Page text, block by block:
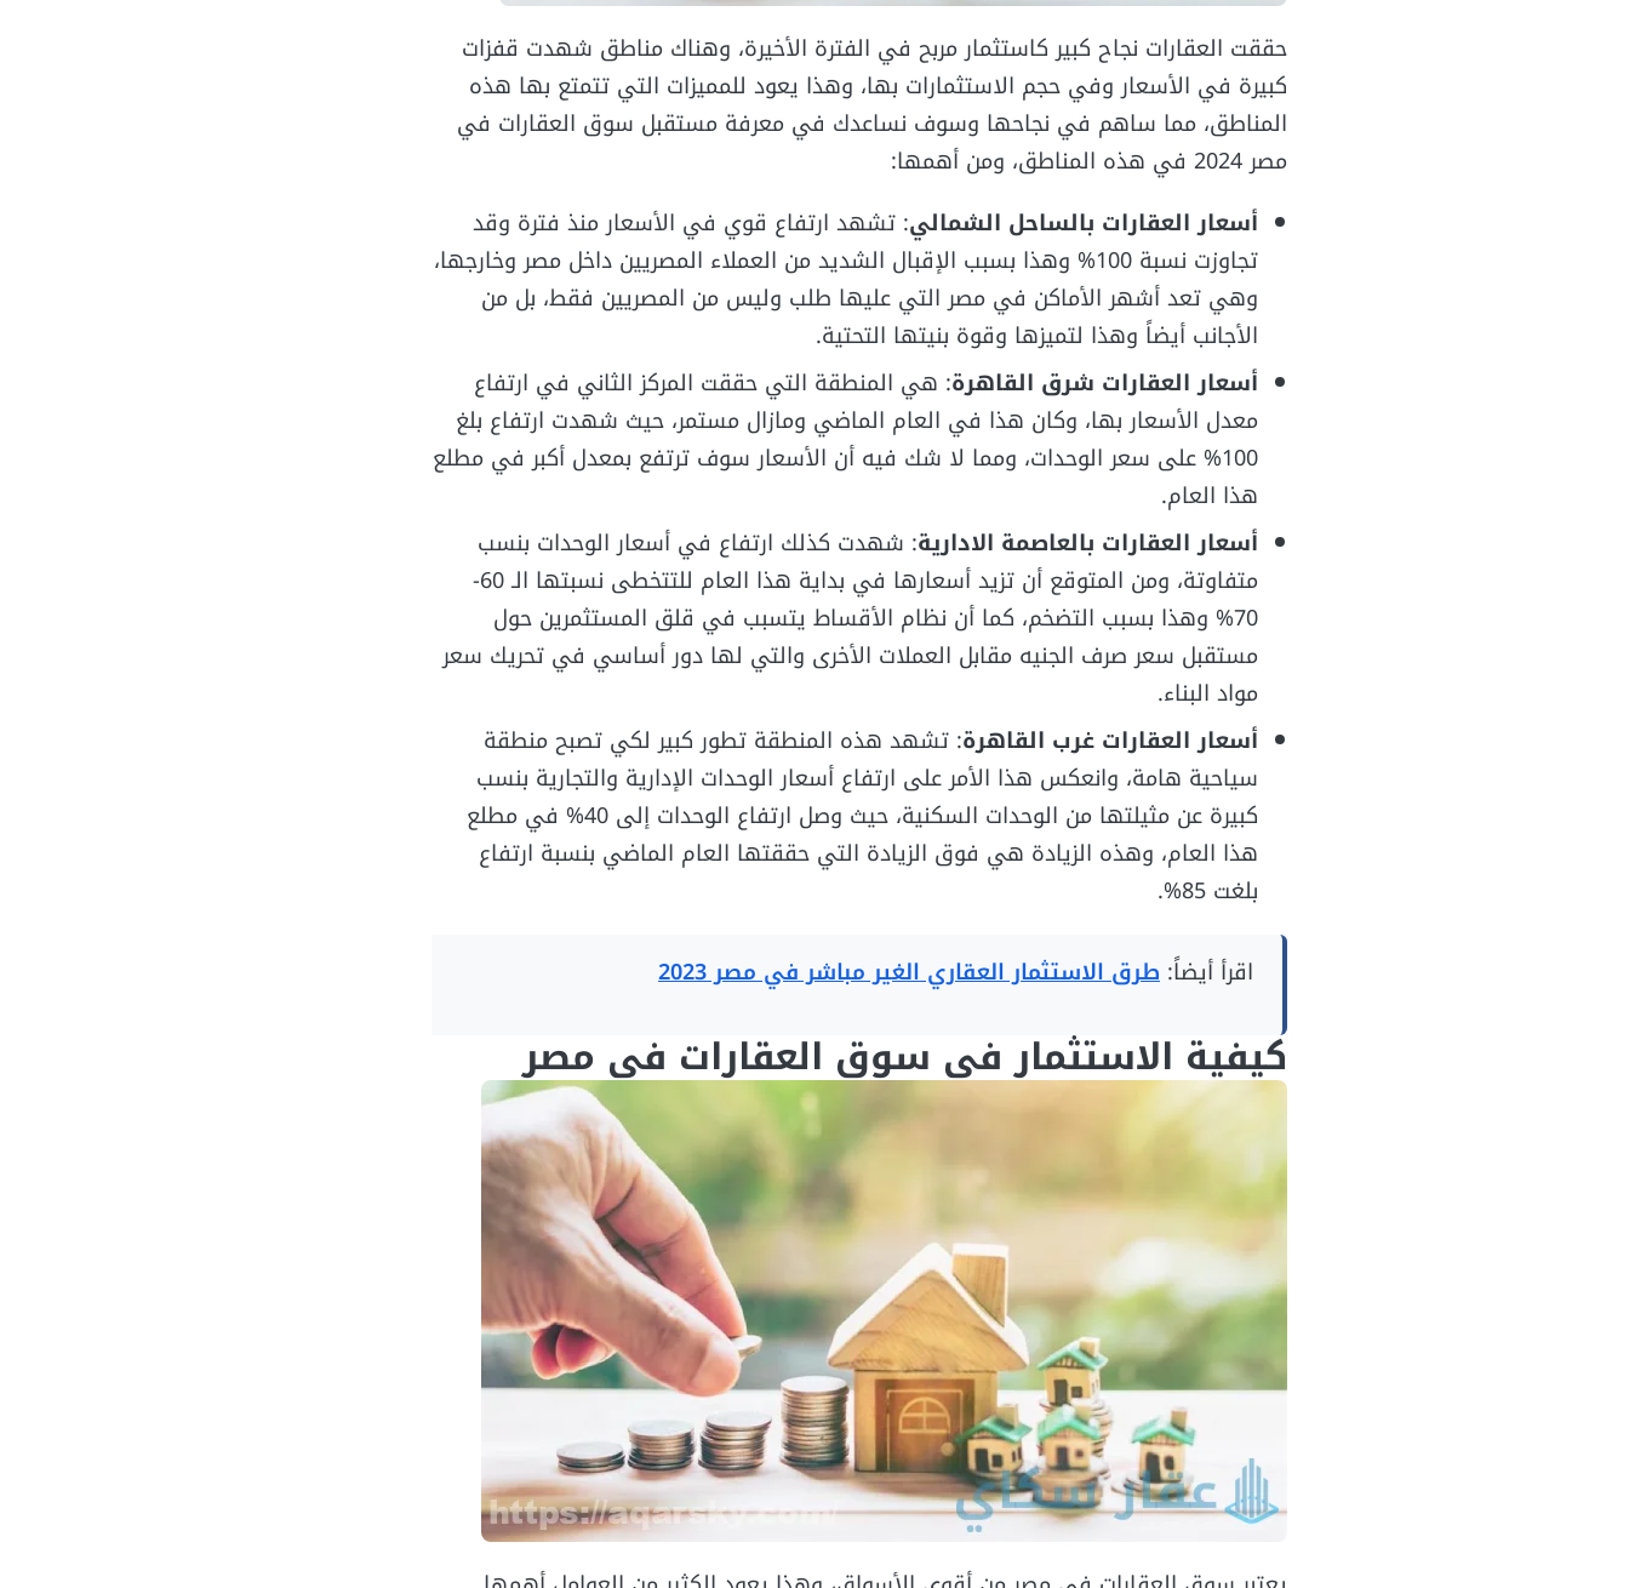
حققت العقارات نجاح كبير كاستثمار مربح في الفترة الأخيرة، وهناك مناطق شهدت قفزات
كبيرة في الأسعار وفي حجم الاستثمارات بها، وهذا يعود للمميزات التي تتمتع بها هذه
المناطق، مما ساهم في نجاحها وسوف نساعدك في معرفة مستقبل سوق العقارات في
مصر 2024 في هذه المناطق، ومن أهمها:
أسعار العقارات بالساحل الشمالي: تشهد ارتفاع قوي في الأسعار منذ فترة وقد
تجاوزت نسبة 100% وهذا بسبب الإقبال الشديد من العملاء المصريين داخل مصر وخارجها،
وهي تعد أشهر الأماكن في مصر التي عليها طلب وليس من المصريين فقط، بل من
الأجانب أيضاً وهذا لتميزها وقوة بنيتها التحتية.
أسعار العقارات شرق القاهرة: هي المنطقة التي حققت المركز الثاني في ارتفاع
معدل الأسعار بها، وكان هذا في العام الماضي ومازال مستمر، حيث شهدت ارتفاع بلغ
100% على سعر الوحدات، ومما لا شك فيه أن الأسعار سوف ترتفع بمعدل أكبر في مطلع
هذا العام.
أسعار العقارات بالعاصمة الادارية: شهدت كذلك ارتفاع في أسعار الوحدات بنسب
متفاوتة، ومن المتوقع أن تزيد أسعارها في بداية هذا العام للتتخطى نسبتها الـ 60-
70% وهذا بسبب التضخم، كما أن نظام الأقساط يتسبب في قلق المستثمرين حول
مستقبل سعر صرف الجنيه مقابل العملات الأخرى والتي لها دور أساسي في تحريك سعر
مواد البناء.
أسعار العقارات غرب القاهرة: تشهد هذه المنطقة تطور كبير لكي تصبح منطقة
سياحية هامة، وانعكس هذا الأمر على ارتفاع أسعار الوحدات الإدارية والتجارية بنسب
كبيرة عن مثيلتها من الوحدات السكنية، حيث وصل ارتفاع الوحدات إلى 40% في مطلع
هذا العام، وهذه الزيادة هي فوق الزيادة التي حققتها العام الماضي بنسبة ارتفاع
بلغت 85%.
اقرأ أيضاً: طرق الاستثمار العقاري الغير مباشر في مصر 2023
كيفية الاستثمار في سوق العقارات في مصر